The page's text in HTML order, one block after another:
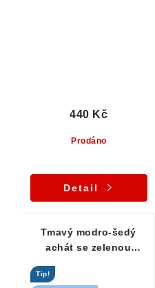
Prodáno
440 Kč
Detail
Tmavý modro-šedý
achát se zelenou
Tip!